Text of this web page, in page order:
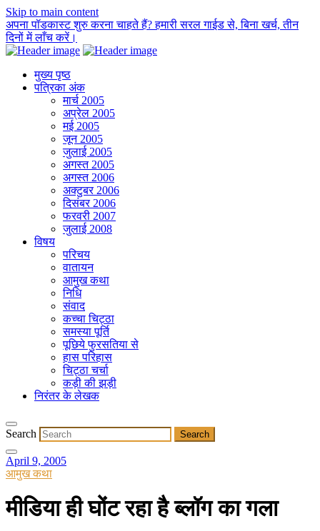
Skip to main content
अपना पॉडकास्ट शुरु करना चाहते हैं? हमारी सरल गाईड से, बिना खर्च, तीन
दिनों में लाँच करें।
मुख्य पृष्ठ
पत्रिका अंक
मार्च 2005
अप्रेल 2005
मई 2005
जून 2005
जुलाई 2005
अगस्त 2005
अगस्त 2006
अक्टुबर 2006
दिसंबर 2006
फरवरी 2007
जुलाई 2008
विषय
परिचय
वातायन
आमुख कथा
निधि
संवाद
कच्चा चिट्ठा
समस्या पूर्ति
पूछिये फुरसतिया से
हास परिहास
चिट्ठा चर्चा
कड़ी की झड़ी
निरंतर के लेखक
Search
April 9, 2005
आमुख कथा
मीडिया ही घोंट रहा है ब्लॉग का गला